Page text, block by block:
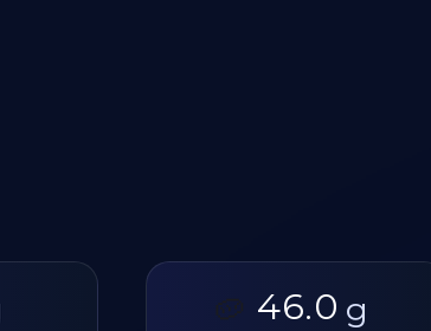
🥔 46.0 g